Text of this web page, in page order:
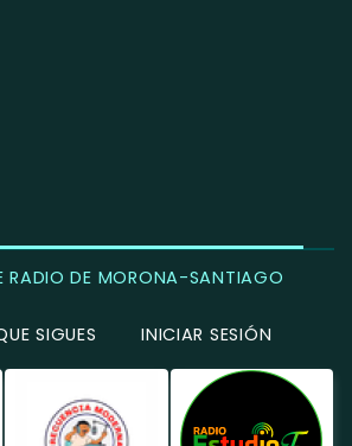
RADIO DE MORONA-SANTIAGO
SIGUES INICIAR SESIÓN